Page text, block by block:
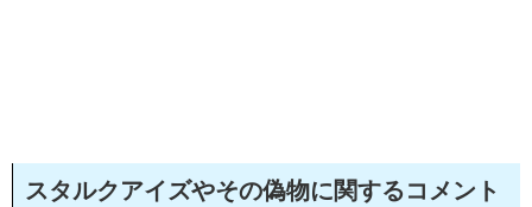
スタルクアイズやその偽物に関するコメント